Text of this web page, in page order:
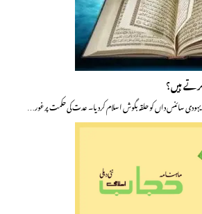
ہیں؟
سائنس داں کو حلقہ بگوش اسلام کردیا۔ عدت کی حکمت پر غور…